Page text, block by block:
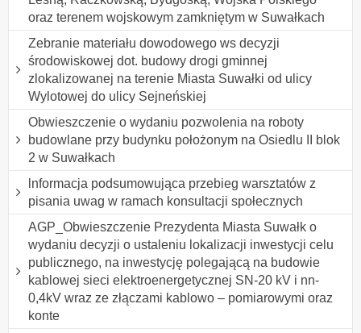
oraz terenem wojskowym zamkniętym w Suwałkach
Zebranie materiału dowodowego ws decyzji
środowiskowej dot. budowy drogi gminnej
zlokalizowanej na terenie Miasta Suwałki od ulicy
Wylotowej do ulicy Sejneńskiej
Obwieszczenie o wydaniu pozwolenia na roboty
budowlane przy budynku położonym na Osiedlu II blok
2 w Suwałkach
lnformacja podsumowująca przebieg warsztatów z
pisania uwag w ramach konsultacji społecznych
AGP_Obwieszczenie Prezydenta Miasta Suwałk o
wydaniu decyzji o ustaleniu lokalizacji inwestycji celu
publicznego, na inwestycję polegającą na budowie
kablowej sieci elektroenergetycznej SN-20 kV i nn-
0,4kV wraz ze złączami kablowo – pomiarowymi oraz
konte